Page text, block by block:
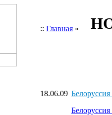
:: Главная »
18.06.09